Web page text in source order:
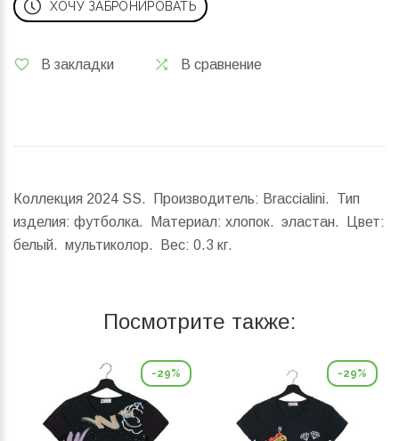
ХОЧУ ЗАБРОНИРОВАТЬ
В закладки В сравнение
Коллекция 2024 SS. Производитель: Braccialini. Тип
изделия: футболка. Материал: хлопок. эластан. Цвет:
белый. мультиколор.
Вес: 0.3 кг.
Посмотрите также:
-29% -29%